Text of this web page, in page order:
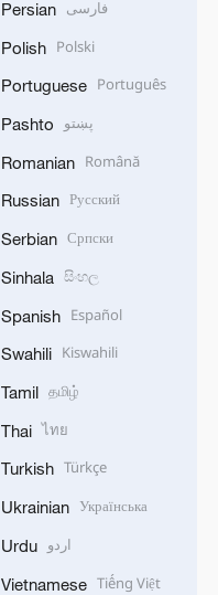
Persian فارسی
Polish Polski
Portuguese Português
Pashto پښتو
Romanian Română
Russian Русский
Serbian Српски
Sinhala සිංහල
Spanish Español
Swahili Kiswahili
Tamil தமிழ்
Thai ไทย
Turkish Türkçe
Ukrainian Українська
Urdu اردو
Vietnamese Tiếng Việt